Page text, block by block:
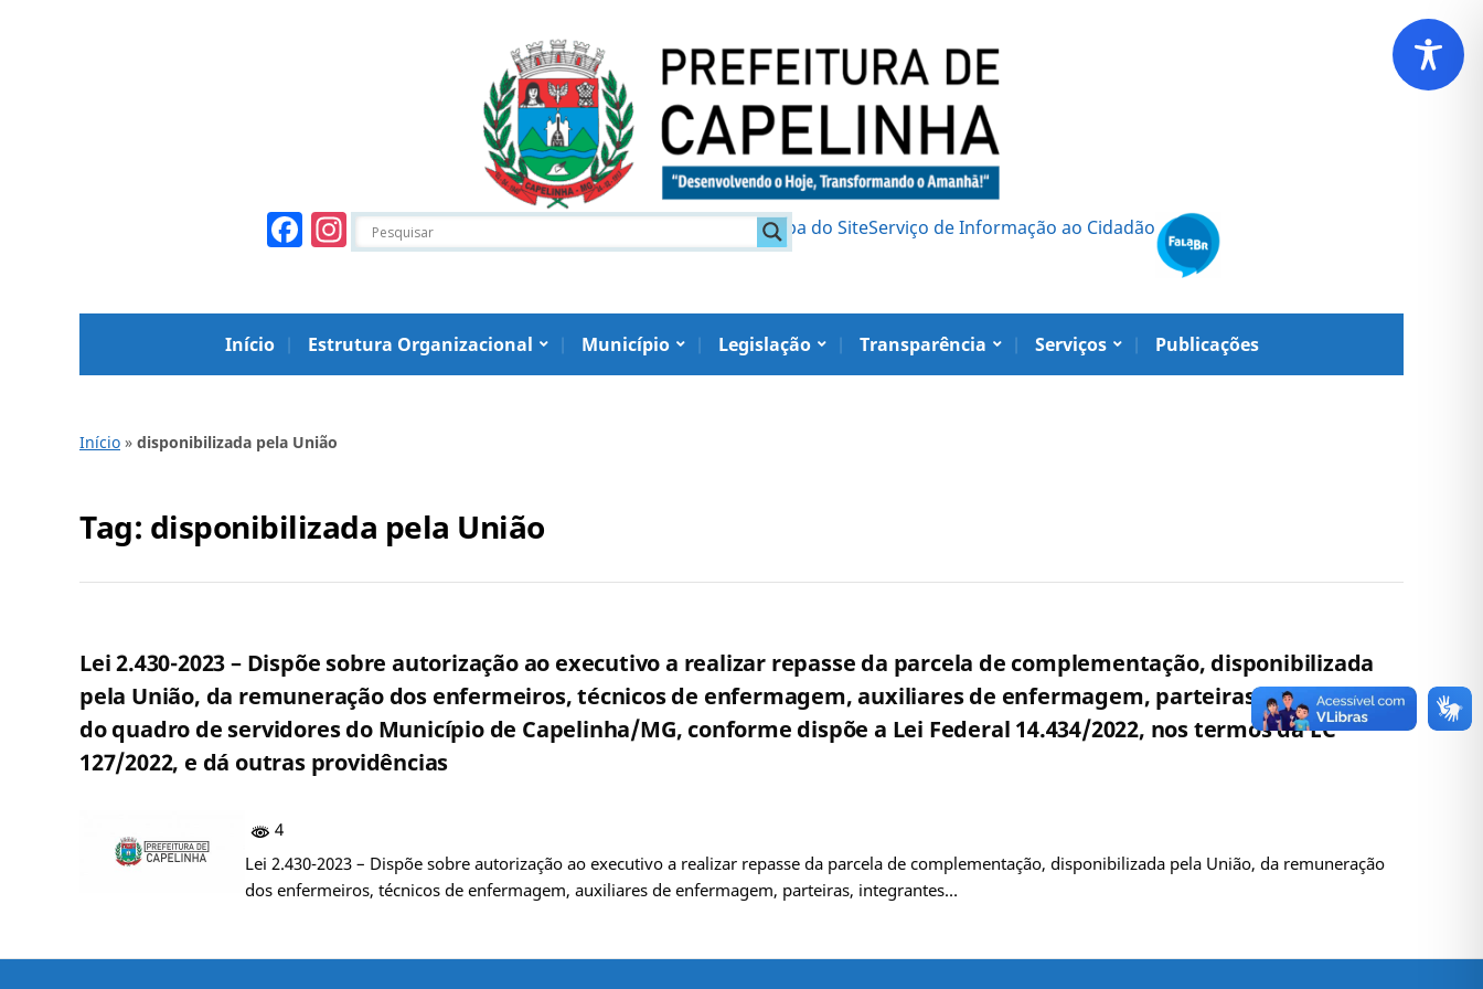
Facebook
Instagram Mapa do SiteServiço de Informação ao Cidadão
Início Estrutura Organizacional Município Legislação Transparência Serviços Publicações
Início » disponibilizada pela União
Tag: disponibilizada pela União
Lei 2.430-2023 – Dispõe sobre autorização ao executivo a realizar repasse da parcela de complementação, disponibilizada
pela União, da remuneração dos enfermeiros, técnicos de enfermagem, auxiliares de enfermagem, parteiras, integrantes
do quadro de servidores do Município de Capelinha/MG, conforme dispõe a Lei Federal 14.434/2022, nos termos da EC
127/2022, e dá outras providências
4
Lei 2.430-2023 – Dispõe sobre autorização ao executivo a realizar repasse da parcela de complementação, disponibilizada pela União, da remuneração
dos enfermeiros, técnicos de enfermagem, auxiliares de enfermagem, parteiras, integrantes…